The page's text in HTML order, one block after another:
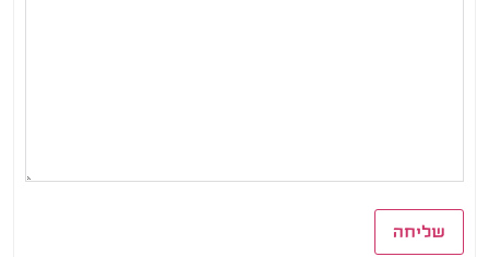
שליחה